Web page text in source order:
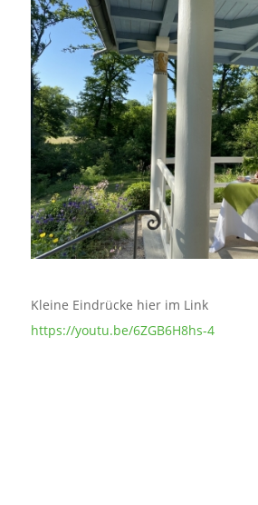
Kleine Eindrücke hier im Link
https://youtu.be/6ZGB6H8hs-4